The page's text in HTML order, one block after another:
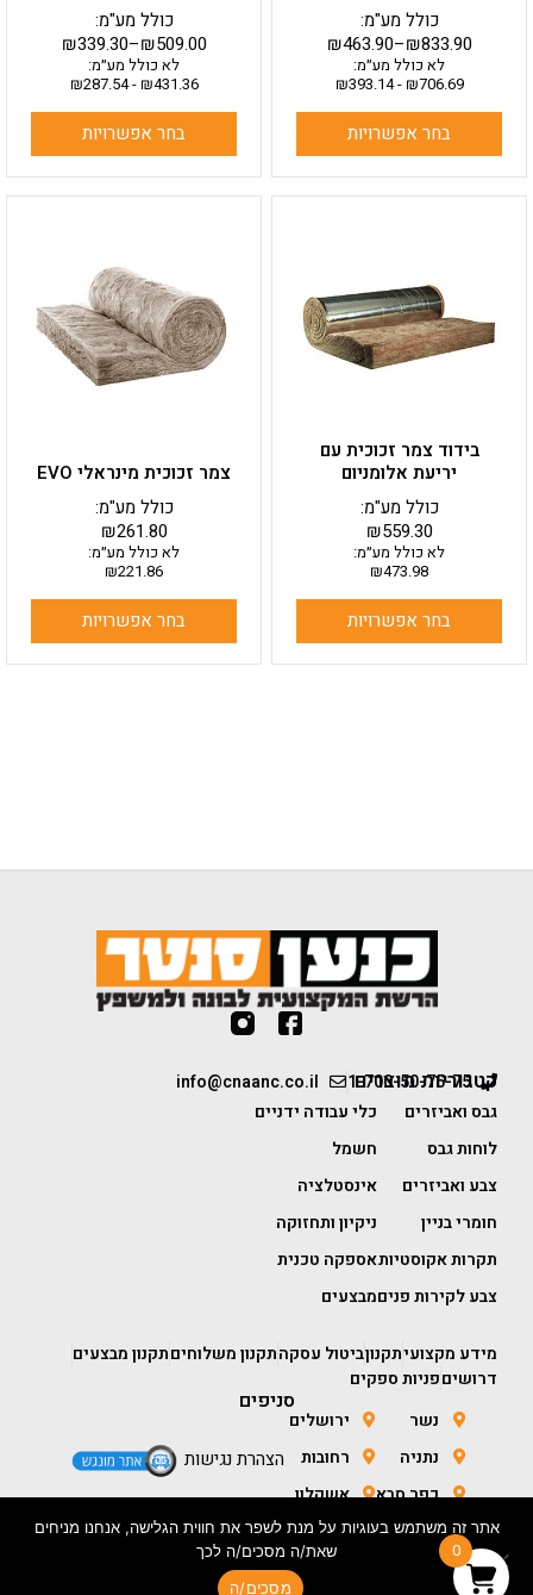
₪463.90–₪833.90
כולל מע"מ:
לא כולל מע״מ:
₪706.69
-
₪393.14
בחר אפשרויות
₪339.30–₪509.00
כולל מע"מ:
לא כולל מע״מ:
₪431.36
-
₪287.54
בחר אפשרויות
בידוד צמר זכוכית עם
יריעת אלומניום
₪559.30
כולל מע"מ:
לא כולל מע״מ:
₪473.98
בחר אפשרויות
מספר
סוגים.
ניתן
לבחור
המוצר
צמר זכוכית מינראלי EVO
₪261.80
כולל מע"מ:
לא כולל מע״מ:
₪221.86
בחר אפשרויות
מספר
סוגים.
ניתן
לבחור
את
1-700-50-75-75
info@cnaanc.co.il קטגוריות מוצרים
גבס ואביזרים
לוחות גבס
צבע ואביזרים
חומרי בניין
תקרות אקוסטיות
צבע לקירות פנים
כלי עבודה ידניים
חשמל
אינסטלציה
ניקיון ותחזוקה
אספקה טכנית
מבצעים
מידע מקצועיתקנוןביטול עסקהתקנון משלוחיםתקנון מבצעים
דרושיםפניות ספקים
סניפים
נשר
נתניה
כפר סבא
חולון
ירושלים
רחובות
אשקלון
באר שבע
הצהרת נגישות
0
אתר זה משתמש בעוגיות על מנת לשפר את חווית הגלישה, אנחנו מניחים
שאת/ה מסכים/ה לכך
מסכים/ה